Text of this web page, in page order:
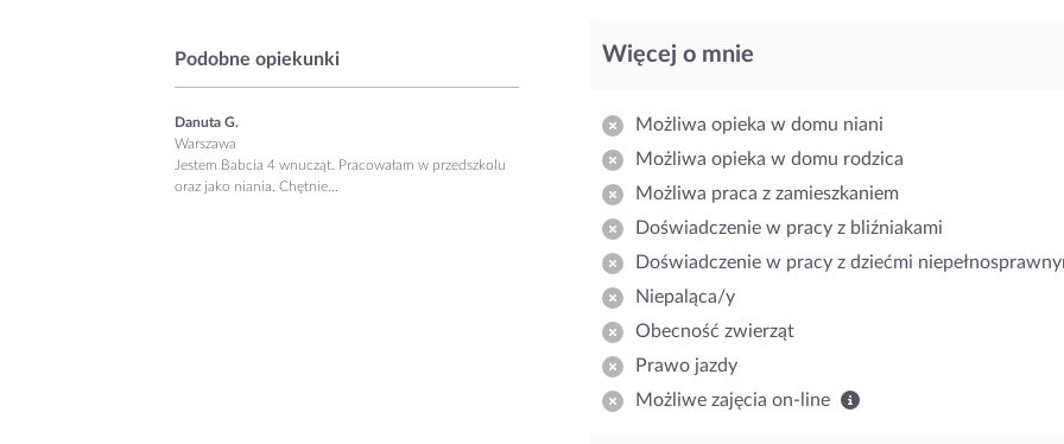
Podobne opiekunki
Danuta G.
Warszawa
Jestem Babcia 4 wnucząt. Pracowałam w przedszkolu
oraz jako niania. Chętnie...
Więcej o mnie
Możliwa opieka w domu niani
Możliwa opieka w domu rodzica
Możliwa praca z zamieszkaniem
Doświadczenie w pracy z bliźniakami
Doświadczenie w pracy z dziećmi
Niepaląca/y
Obecność zwierząt
Prawo jazdy
Możliwe zajęcia on-line